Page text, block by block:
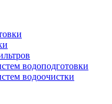
водоподготовки
водоочистки